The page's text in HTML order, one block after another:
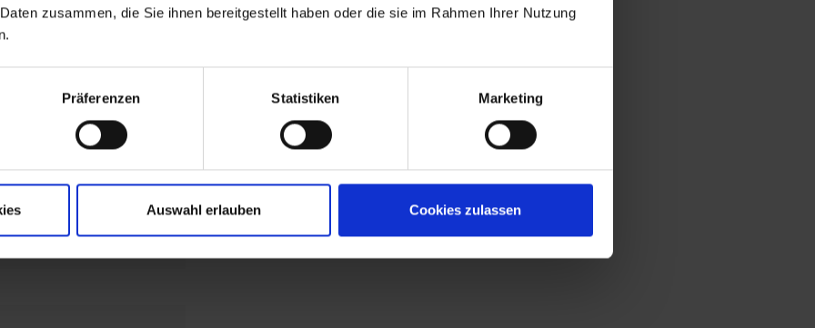
zusammen, die Sie ihnen bereitgestellt haben oder die sie im Rahmen Ihrer Nutzung
Präferenzen Statistiken Marketing
Auswahl erlauben Cookies zulassen